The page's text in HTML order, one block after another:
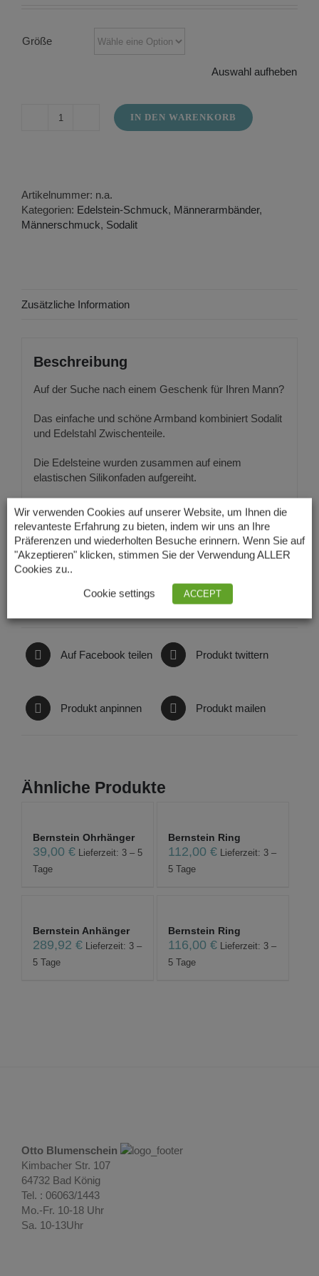
Größe
Auswahl aufheben
Männerarmband
IN DEN WARENKORB
Artikelnummer: n.a.
Kategorien: Edelstein-Schmuck, Männerarmbänder,
Männerschmuck, Sodalit
Zusätzliche Information
Beschreibung
Auf der Suche nach einem Geschenk für Ihren Mann?
Das einfache und schöne Armband kombiniert Sodalit
und Edelstahl Zwischenteile.
Die Edelsteine wurden zusammen auf einem
elastischen Silikonfaden aufgereiht.
Edelstein-Größe: 12 mm
Länge: ca. 20 cm
Auf Facebook teilen Produkt twittern
Produkt anpinnen Produkt mailen
Ähnliche Produkte
Bernstein Ohrhänger
39,00 € Lieferzeit: 3 – 5
Tage
Bernstein Ring
112,00€ Lieferzeit: 3 –
5 Tage
Bernstein Anhänger
289,92 € Lieferzeit: 3 –
5 Tage
Bernstein Ring
116,00€ Lieferzeit: 3 –
5 Tage
Otto Blumenschein
Kimbacher Str. 107
64732 Bad König
Tel. : 06063/1443
Mo.-Fr. 10-18 Uhr
Sa. 10-13Uhr
Wir verwenden Cookies auf unserer Website, um Ihnen die
relevanteste Erfahrung zu bieten, indem wir uns an Ihre
Präferenzen und wiederholten Besuche erinnern. Wenn Sie auf
"Akzeptieren" klicken, stimmen Sie der Verwendung ALLER
Cookies zu..
Cookie settings ACCEPT